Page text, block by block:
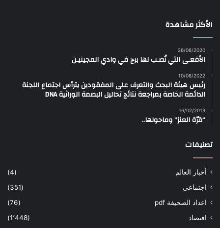
الأكثر مشاهدة
26/08/2020
الأفعـى التي نُصـب لها برج في وادي المجينيـن
10/08/2022
رئيس هيئة البحث والتعرف على المفقودين يترأس اجتماع اللجنة
الدائمة الخاصة بمراجعة نتائج تحاليل البصمة الوراثية DNA
16/02/2019
“قرّة العنز” وماحولها..
تصنيفات
أخبار العالم
(4)
اجتماعي
(351)
اعداد الصحيفة pdf
(76)
اقتصاد
(1٬448)